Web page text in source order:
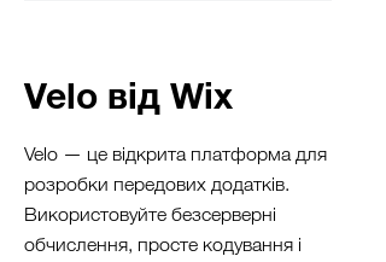
Velo від Wix
Velo — це відкрита платформа для
розробки передових додатків.
Використовуйте безсерверні
обчислення, просте кодування і